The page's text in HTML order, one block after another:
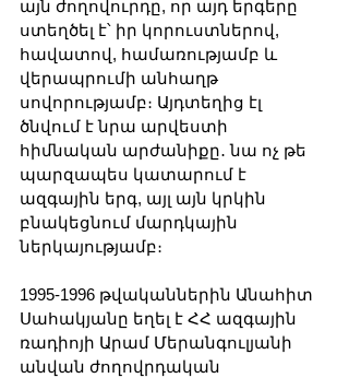
այն ժողովուրդը, որ այդ երգերը
ստեղծել է՝ իր կորուստներով,
հավատով, համառությամբ և
վերապրումի անհաղթ
սովորությամբ։ Այդտեղից էլ
ծնվում է նրա արվեստի
հիմնական արժանիքը․ նա ոչ թե
պարզապես կատարում է
ազգային երգ, այլ այն կրկին
բնակեցնում մարդկային
ներկայությամբ։
1995-1996 թվականներին Անահիտ
Սահակյանը եղել է ՀՀ ազգային
ռադիոյի Արամ Մերանգուլյանի
անվան ժողովրդական